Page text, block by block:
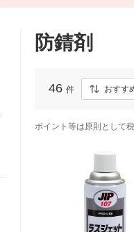
防錆剤
46 件 おすす
ポイント等は原則として